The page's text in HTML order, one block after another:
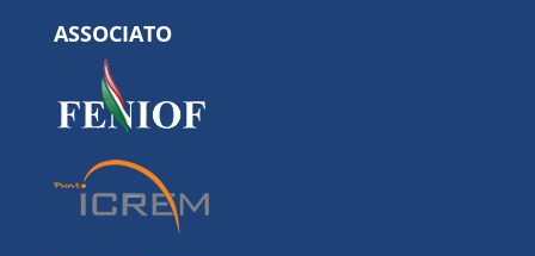
ASSOCIATO